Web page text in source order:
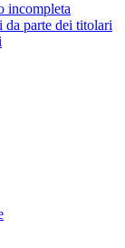
incompleta
da parte dei titolari